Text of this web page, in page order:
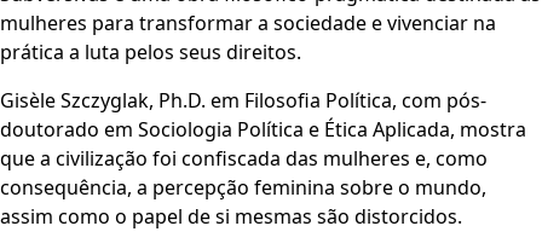
mulheres para transformar a sociedade e vivenciar na
prática a luta pelos seus direitos.
Gisèle Szczyglak, Ph.D. em Filosofia Política, com pós-
doutorado em Sociologia Política e Ética Aplicada, mostra
que a civilização foi confiscada das mulheres e, como
consequência, a percepção feminina sobre o mundo,
assim como o papel de si mesmas são distorcidos.